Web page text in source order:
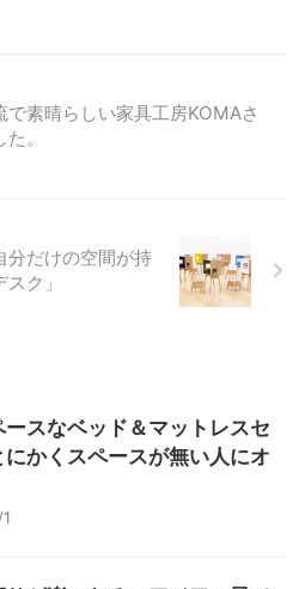
で素晴らしい家具工房KOMAさ
。
分だけの空間が持
ク」
ースなベッド＆マットレスセ
にかくスペースが無い人にオ